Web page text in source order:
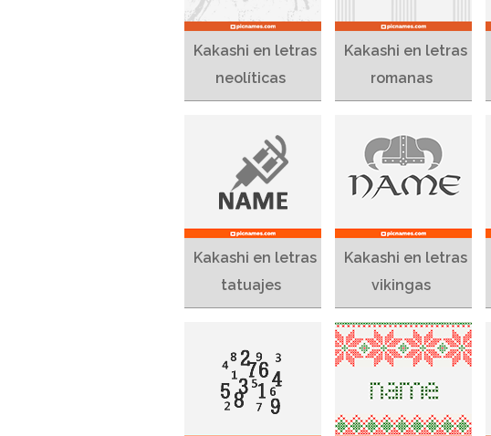
Kakashi en letras
neolíticas
Kakashi en letras
romanas
Kakashi en letras
tatuajes
Kakashi en letras
vikingas